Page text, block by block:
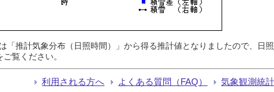
「推計気象分布（日照時間）」から得る推計値となりましたので、日
ご覧ください。
利用される方へ よくある質問（FAQ） 気象観測統